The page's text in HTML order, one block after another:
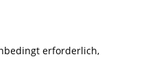
erforderlich,